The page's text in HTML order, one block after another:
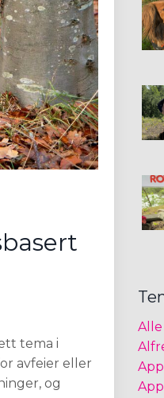
tema i
avfeier eller
og